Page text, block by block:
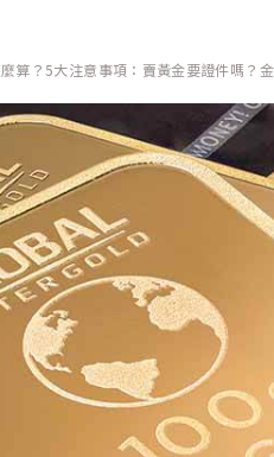
算？5大注意事項：賣黃金要證件嗎？